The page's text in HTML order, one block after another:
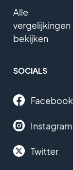
Alle
vergelijkingen
bekijken
SOCIALS
Facebook
Instagram
Twitter